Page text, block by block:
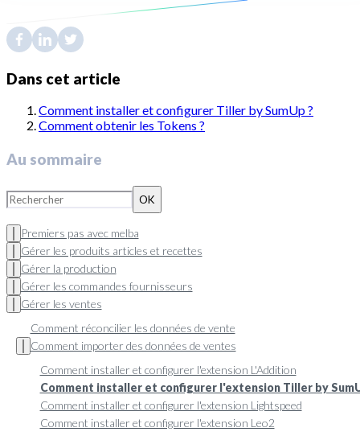
Dans cet article
Comment installer et configurer Tiller by SumUp ?
Comment obtenir les Tokens ?
Au sommaire
OK
Premiers pas avec melba
Gérer les produits articles et recettes
Gérer la production
Gérer les commandes fournisseurs
Gérer les ventes
Comment réconcilier les données de vente
Comment importer des données de ventes
Comment installer et configurer l'extension L'Addition
Comment installer et configurer l'extension Tiller by
Comment installer et configurer l'extension Lightspeed
Comment installer et configurer l'extension Leo2